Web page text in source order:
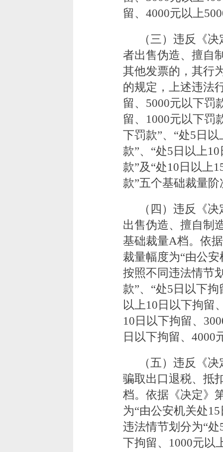
留、4000元以上
（三）违反《
者出售伪造、擅自
其他发票的，其行
的规定，上述违法
留、5000元以下罚
留、1000元以下罚
下罚款”、“处5日
款”、“处5日以上
款”及“处10日以上
款”五个基础裁量阶
（四）违反《
出售伪造、擅自制
基础裁量A档。依
裁量幅度为“由公
按照不同违法情节
款”、“处5日以下
以上10日以下拘留
10日以下拘留、
日以下拘留、4000
（五）违反《
骗取出口退税、抵
档。依据《决定》
为“由公安机关处
违法情节划分为“
下拘留、1000元以